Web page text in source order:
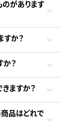
があります
すか？
？
ますか？
品はどれで